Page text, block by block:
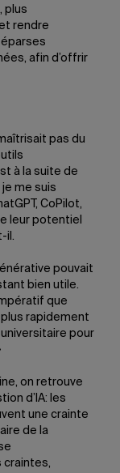
plus
rendre
afin d’offrir
pas du
à la suite de
me suis
CoPilot,
leur potentiel
il.
pouvait
bien utile.
que
plus rapidement
universitaire pour
on retrouve
d’IA: les
une crainte
de la
craintes,